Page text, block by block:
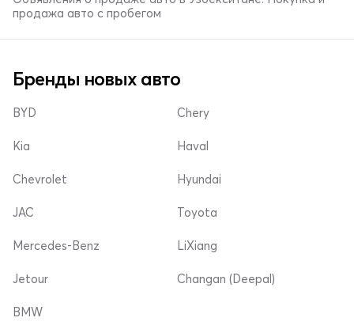
продажа авто с пробегом
Бренды новых авто
BYD
Kia
Chevrolet
Chery
Haval
Hyundai
JAC
Mercedes-Benz
Jetour
Toyota
LiXiang
Changan (Deepal)
BMW